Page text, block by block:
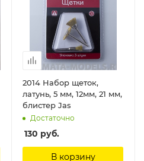
2014 Набор щеток,
латунь, 5 мм, 12мм, 21 мм,
блистер Jas
Достаточно
130 руб.
В корзину